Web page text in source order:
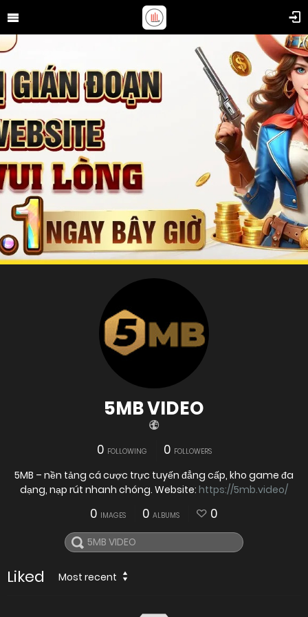
5MB VIDEO
0 FOLLOWING 0 FOLLOWERS
5MB – nền tảng cá cược trực tuyến đẳng cấp, kho game đa
dạng, nạp rút nhanh chóng. Website: https://5mb.video/
0 IMAGES 0 ALBUMS 0
Liked Most recent